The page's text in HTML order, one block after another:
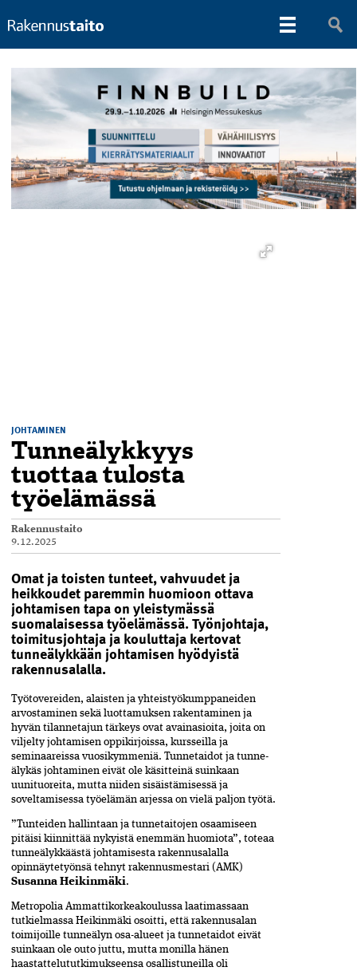
JOHTAMINEN
Tunneälykkyys
tuottaa tulosta
työelämässä
Rakennustaito
9.12.2025
Omat ja toisten tunteet, vahvuudet ja
heikkoudet paremmin huomioon ottava
johtamisen tapa on yleistymässä
suomalaisessa työelämässä. Työnjohtaja,
toimitusjohtaja ja kouluttaja kertovat
tunneälykkään johtamisen hyödyistä
rakennusalalla.
Työtovereiden, alaisten ja yhteistyökumppaneiden
arvostaminen sekä luottamuksen rakentaminen ja
hyvän tilannetajun tärkeys ovat avainasioita, joita on
viljelty johtamisen oppikirjoissa, kursseilla ja
seminaareissa vuosikymmeniä. Tunnetaidot ja tunne­
älykäs johtaminen eivät ole käsitteinä suinkaan
uunituoreita, mutta niiden sisäistämisessä ja
soveltamisessa työelämän arjessa on vielä paljon työtä.
”Tunteiden hallintaan ja tunnetaitojen osaamiseen
pitäisi kiinnittää nykyistä enemmän huomiota”, to­teaa
tunneälykkäästä johtamisesta rakennus­alalla
opinnäytetyönsä tehnyt rakennusmestari (AMK)
Susan­na Heikinmäki.
Metropolia Ammattikorkeakoulussa laatimassaan
tutkielmassa Heikinmäki osoitti, että rakennusalan
toimijoille tunneälyn osa-alueet ja tunnetaidot eivät
suinkaan ole outo juttu, mutta monilla hänen
haastattelututkimukseensa osallistuneilla oli